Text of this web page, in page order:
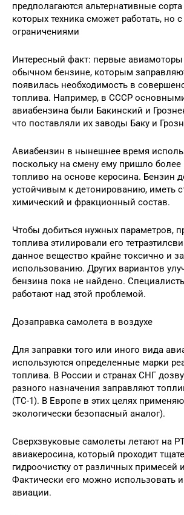
предполагаются альтернативные
которых техника сможет работать, но
ограничениями
Интересный факт: первые авиамоторы
обычном бензине, которым
появилась необходимость в
топлива. Например, в СССР
авиабензина были Бакинский и
что поставляли их заводы Баку и
Авиабензин в нынешнее время
поскольку на смену ему пришло более
топливо на основе керосина. Бензин
устойчивым к детонированию, иметь
химический и фракционный состав.
Чтобы добиться нужных параметров,
топлива этилировали его
данное вещество крайне токсично и
использованию. Других вариантов
бензина пока не найдено.
работают над этой проблемой.
Дозаправка самолета в воздухе
Для заправки того или иного вида
используются определенные марки
топлива. В России и странах СНГ
разного назначения заправляют
(ТС-1). В Европе в этих целях
экологически безопасный аналог).
Сверхзвуковые самолеты летают на
авиакеросина, который проходит
гидроочистку от различных примесей
Фактически его можно использовать
авиации.